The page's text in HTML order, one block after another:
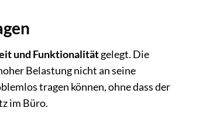
und Funktionalitätgelegt. Die
Belastung nicht an seine
tragen können, ohne dass der
im Büro.